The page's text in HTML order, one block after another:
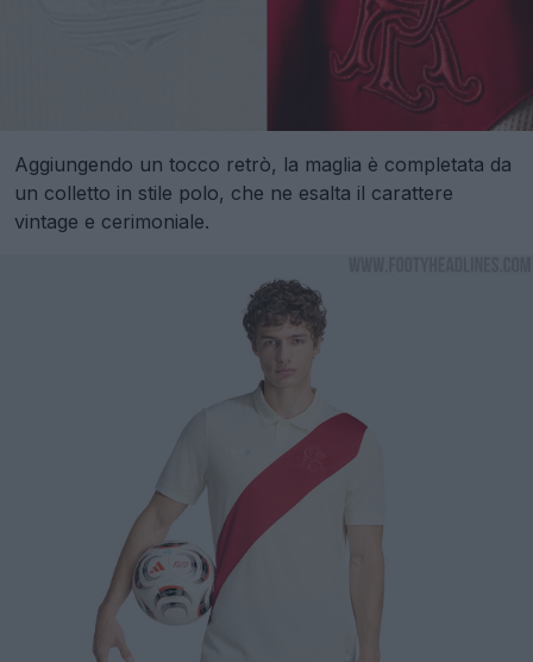
Aggiungendo un tocco retrò, la maglia è completata da
un colletto in stile polo, che ne esalta il carattere
vintage e cerimoniale.